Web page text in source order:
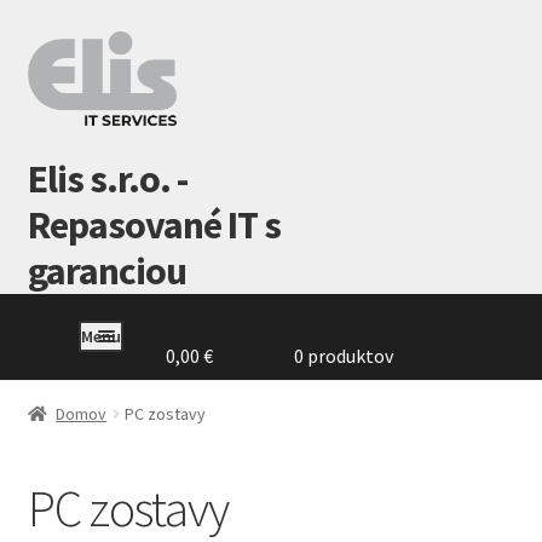
Preskočiť
na
navigáciu
Preskočiť
na
obsah
Elis s.r.o. -
Repasované IT s
garanciou
Menu
Domovská
stránka
0,00 € 0 produktov
Domov PC zostavy
PC zostavy